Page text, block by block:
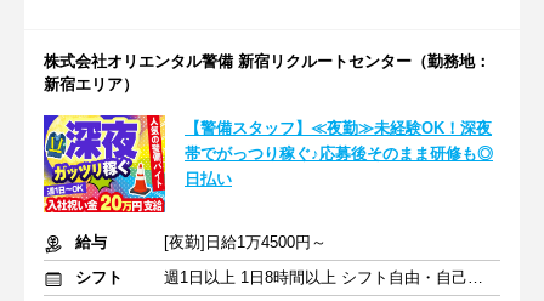
株式会社オリエンタル警備 新宿リクルートセンター（勤務地：
新宿エリア）
【警備スタッフ】≪夜勤≫未経験OK！深夜
帯でがっつり稼ぐ♪応募後そのまま研修も◎
日払い
給与
[夜勤]日給1万4500円～
シフト
週1日以上 1日8時間以上 シフト自由・自己申告